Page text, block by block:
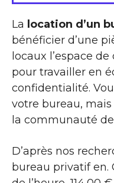
La location d’un
bénéficier d’une
locaux l’espace de
pour travailler en
confidentialité.
votre bureau,
la communauté
D’après nos
bureau privatif en.